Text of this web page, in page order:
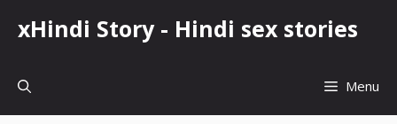
xHindi Story - Hindi sex stories
Menu